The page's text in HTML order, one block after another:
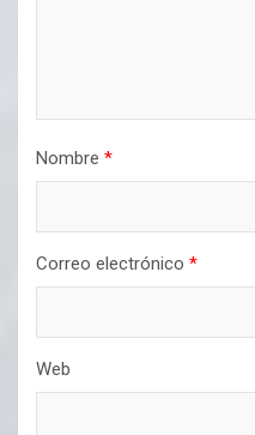
Nombre *
Correo electrónico *
Web